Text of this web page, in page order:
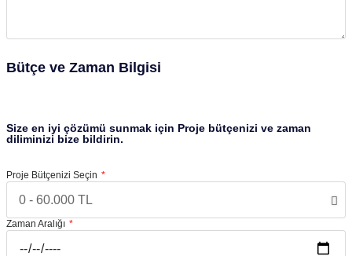
Bütçe ve Zaman Bilgisi
Size en iyi çözümü sunmak için Proje bütçenizi ve zaman
diliminizi bize bildirin.
Proje Bütçenizi Seçin
Zaman Aralığı